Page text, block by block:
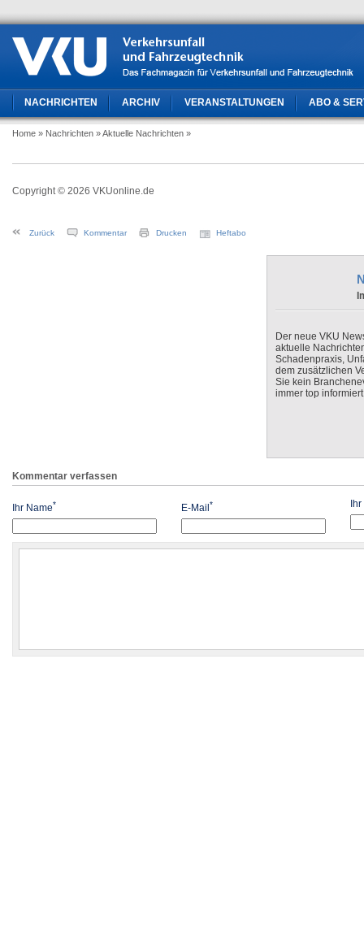
NACHRICHTEN ARCHIV VERANSTALTUNGEN ABO &
Home » Nachrichten » Aktuelle Nachrichten »
Copyright © 2026 VKUonline.de
Zurück Kommentar Drucken Heftabo
Der neue VKU
aktuelle
Schadenpraxis,
dem zusätzlichen
Sie kein
immer top
Kommentar verfassen
Ihr Name* E-Mail *